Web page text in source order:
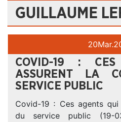
GUILLAUME
20Mar.
COVID-19 : CES
ASSURENT LA
SERVICE PUBLIC
Covid-19 : Ces agents
du service public (19-